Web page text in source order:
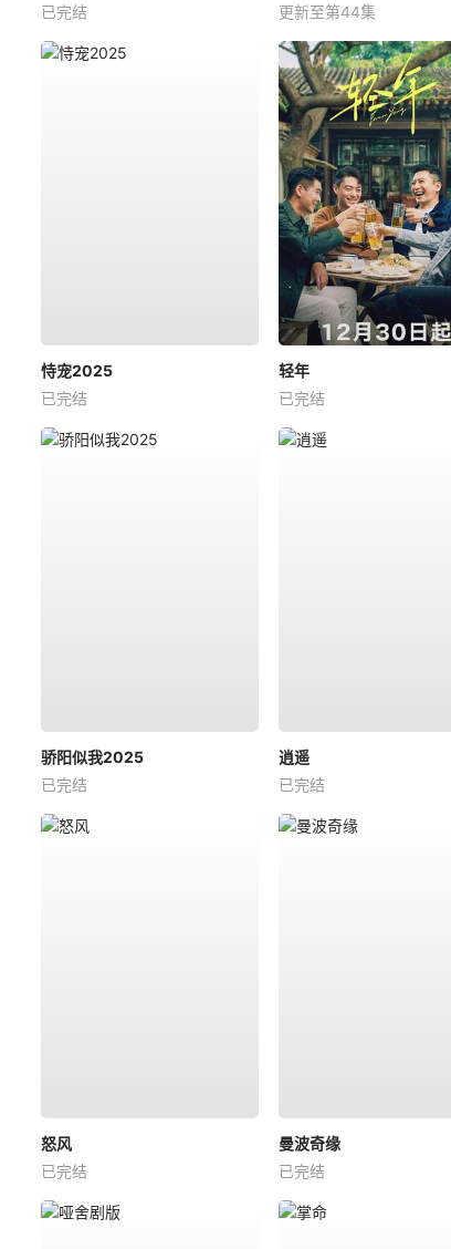
已完结
更新至第44集
恃宠2025
已完结
轻年
已完结
骄阳似我2025
已完结
逍遥
已完结
怒风
已完结
曼波奇缘
已完结